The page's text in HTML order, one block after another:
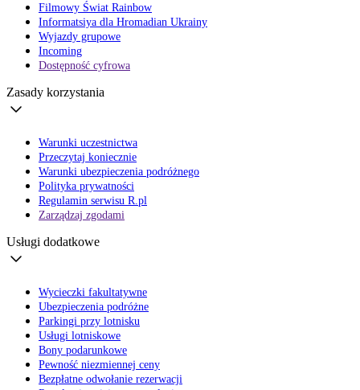
Filmowy Świat Rainbow
Informatsiya dla Hromadian Ukrainy
Wyjazdy grupowe
Incoming
Dostępność cyfrowa
Zasady korzystania
Warunki uczestnictwa
Przeczytaj koniecznie
Warunki ubezpieczenia podróżnego
Polityka prywatności
Regulamin serwisu R.pl
Zarządzaj zgodami
Usługi dodatkowe
Wycieczki fakultatywne
Ubezpieczenia podróżne
Parkingi przy lotnisku
Usługi lotniskowe
Bony podarunkowe
Pewność niezmiennej ceny
Bezpłatne odwołanie rezerwacji